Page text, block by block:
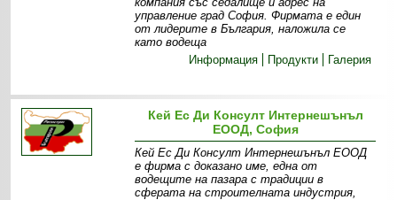
управление град София. Фирмата е един
от лидерите в България, наложила се
като водеща
Информация
Продукти Галерия
Кей Ес Ди Консулт Интернешънъл
ЕООД, София
Кей Ес Ди Консулт Интернешънъл ЕООД
е фирма с доказано име, една от
водещите на пазара с традиции в
сферата на строителната индустрия,